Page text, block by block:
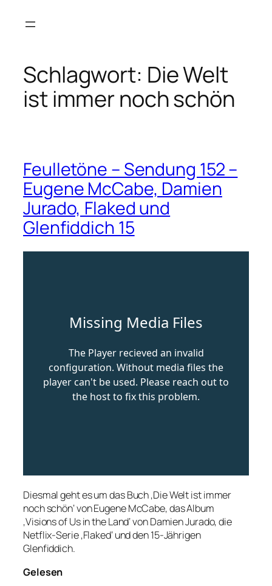
Inhalt
Schlagwort: Die Welt
ist immer noch schön
Feulletöne – Sendung 152 –
Eugene McCabe, Damien
Jurado, Flaked und
Glenfiddich 15
Diesmal geht es um das Buch ‚Die Welt ist immer
noch schön‘ von Eugene McCabe, das Album
‚Visions of Us in the Land‘ von Damien Jurado, die
Netflix-Serie ‚Flaked‘ und den 15-Jährigen
Glenfiddich.
Gelesen